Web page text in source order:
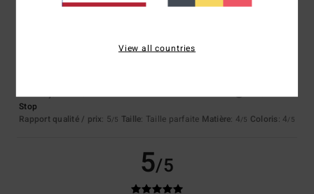
Bihil23 juin 2026
Achat vérifié
Stop
Rapport qualité / prix: 5/5 Taille: Taille parfaite Matière: 4/5 Coloris: 4/5
5/5
View all countries